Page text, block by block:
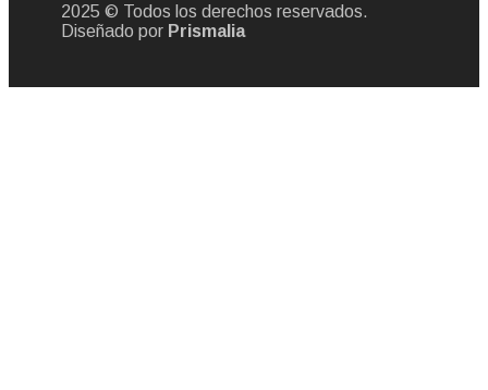
2025 © Todos los derechos reservados.
Diseñado por Prismalia